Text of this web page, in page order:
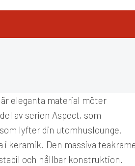
eleganta material möter
av serien Aspect, som
lyfter din utomhuslounge.
keramik. Den massiva
och hållbar konstruktion.